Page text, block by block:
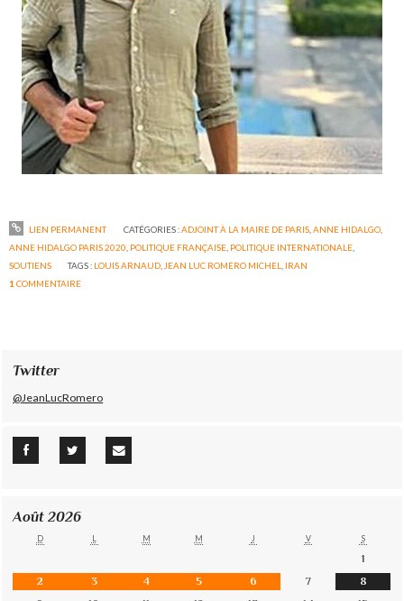
LIEN PERMANENT CATÉGORIES :ADJOINT À LA MAIRE DE PARIS, ANNE HIDALGO,
ANNE HIDALGO PARIS 2020 POLITIQUE FRANÇAISE POLITIQUE INTERNATIONALE
SOUTIENS
TAGS : LOUIS ARNAUD JEAN LUC ROMERO MICHEL
IRAN
1 COMMENTAIRE
Twitter
@JeanLucRomero
Août 2026
D L M M J V S
1
2
3 4 5 6 7
8